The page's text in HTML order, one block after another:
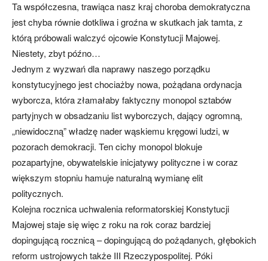
Ta współczesna, trawiąca nasz kraj choroba demokratyczna
jest chyba równie dotkliwa i groźna w skutkach jak tamta, z
którą próbowali walczyć ojcowie Konstytucji Majowej.
Niestety, zbyt późno…
Jednym z wyzwań dla naprawy naszego porządku
konstytucyjnego jest chociażby nowa, pożądana ordynacja
wyborcza, która złamałaby faktyczny monopol sztabów
partyjnych w obsadzaniu list wyborczych, dający ogromną,
„niewidoczną” władzę nader wąskiemu kręgowi ludzi, w
pozorach demokracji. Ten cichy monopol blokuje
pozapartyjne, obywatelskie inicjatywy polityczne i w coraz
większym stopniu hamuje naturalną wymianę elit
politycznych.
Kolejna rocznica uchwalenia reformatorskiej Konstytucji
Majowej staje się więc z roku na rok coraz bardziej
dopingującą rocznicą – dopingującą do pożądanych, głębokich
reform ustrojowych także III Rzeczypospolitej. Póki